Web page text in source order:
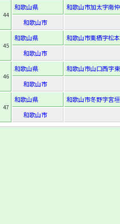
44
和歌山県
和歌山市加太字南
和歌山市
45
和歌山県
和歌山市栗栖字松
和歌山市
46
和歌山県
和歌山市山口西字
和歌山市
47
和歌山県
和歌山市冬野字宮
和歌山市